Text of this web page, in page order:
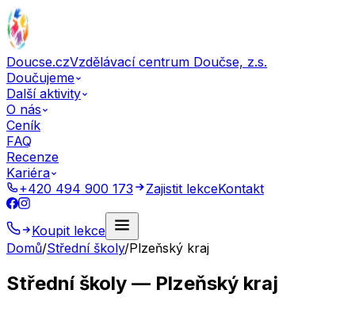
Doucse.czVzdělávací centrum Doučse, z.s.
Doučujeme
Další aktivity
O nás
Ceník
FAQ
Recenze
Kariéra
+420 494 900 173
Zajistit lekceKontakt
Koupit lekce
Domů/Střední školy/Plzeňský kraj
Střední školy — Plzeňský kraj